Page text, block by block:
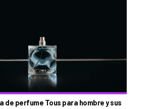
de perfume Tous para hombre y sus